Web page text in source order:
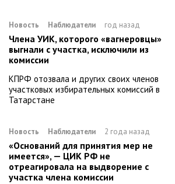
Новость Наблюдатели год назад
Члена УИК, которого «вагнеровцы»
выгнали с участка, исключили из
комиссии
КПРФ отозвала и других своих членов
участковых избирательных комиссий в
Татарстане
Новость Наблюдатели 2 года назад
«Оснований для принятия мер не
имеется», — ЦИК РФ не
отреагировала на выдворение с
участка члена комиссии